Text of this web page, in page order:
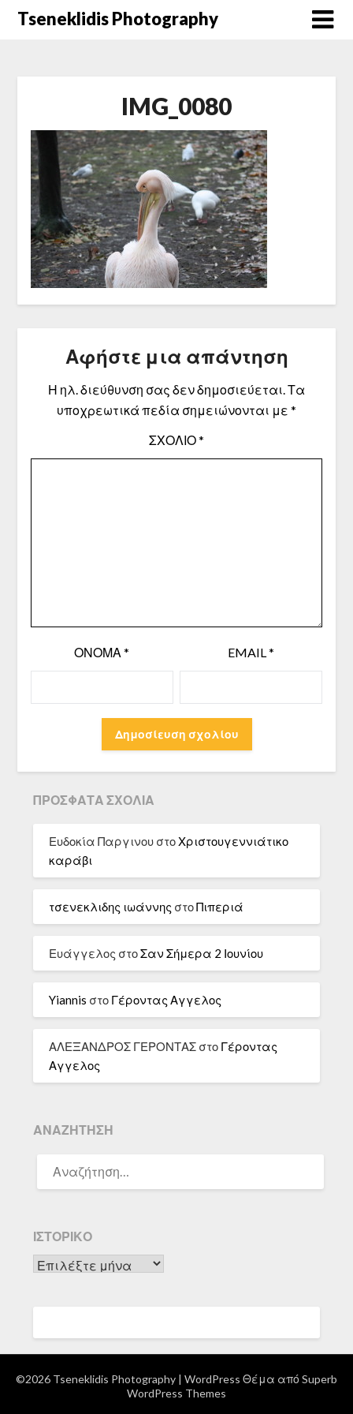
Μετάβαση
Tseneklidis Photography
IMG_0080
Αφήστε μια απάντηση
Η ηλ. διεύθυνση σας δεν δημοσιεύεται.Τα
υποχρεωτικά πεδία σημειώνονται με *
ΣΧΌΛΙΟ*
ΌΝΟΜΑ* EMAIL*
ΠΡΌΣΦΑΤΑ ΣΧΌΛΙΑ
Ευδοκία Παργινου στοΧριστουγεννιάτικο
καράβι
τσενεκλιδης ιωάννης στοΠιπεριά
Ευάγγελος στοΣαν Σήμερα 2 Ιουνίου
Yiannis στο Γέροντας Αγγελος
ΑΛΕΞΑΝΔΡΟΣ ΓΕΡΟΝΤΑΣ στο Γέροντας
Αγγελος
ΑΝΑΖΉΤΗΣΗ
ΓΙΑ:
ΙΣΤΟΡΙΚΌ
Ιστορικό
©2026 Tseneklidis Photography | WordPress Θέμα από Superb
WordPress Themes